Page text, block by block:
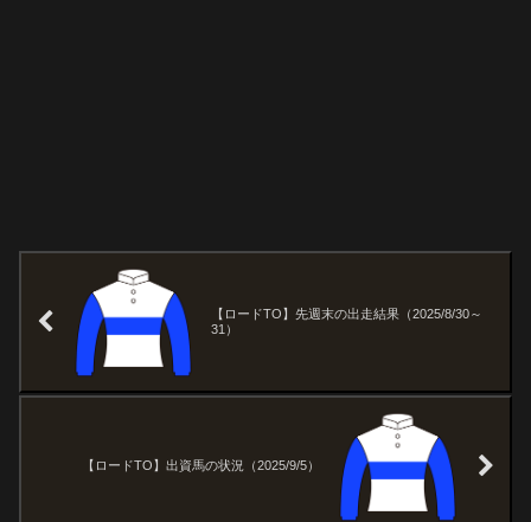
【ロードTO】先週末の出走結果（2025/8/30～
31）
【ロードTO】出資馬の状況（2025/9/5）